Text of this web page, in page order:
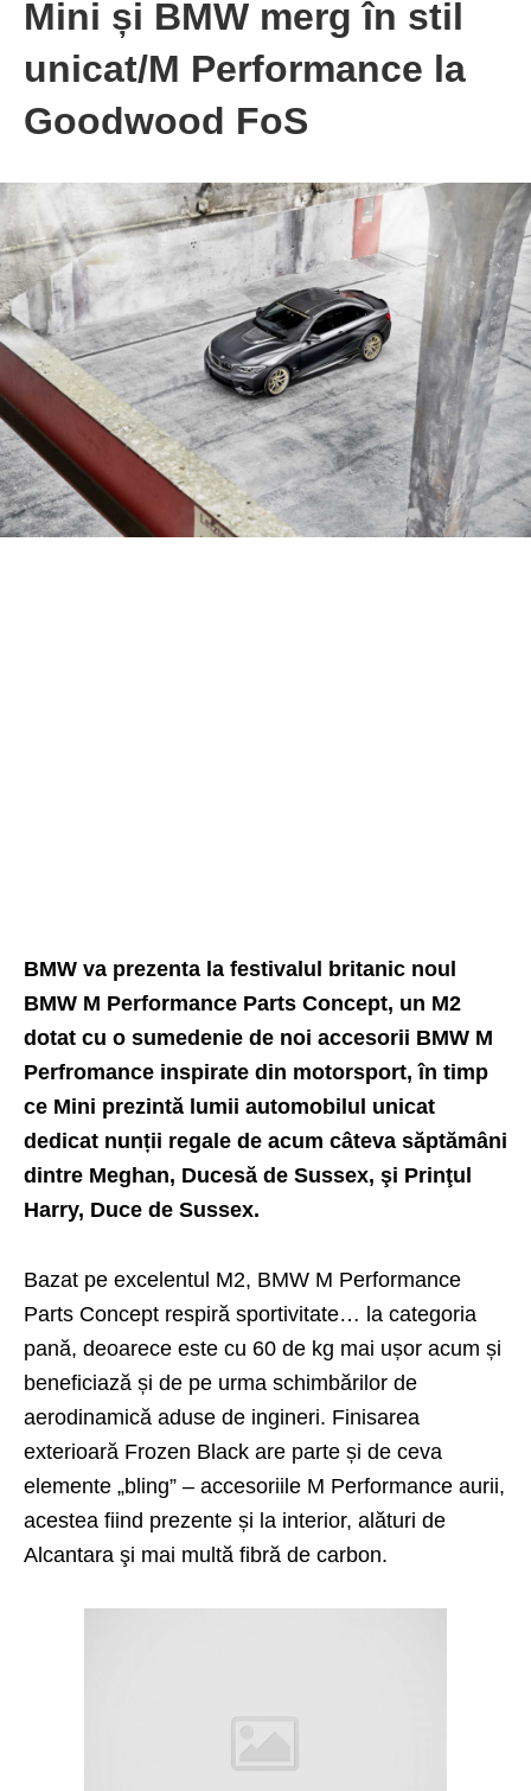
Mini și BMW merg în stil
unicat/M Performance la
Goodwood FoS
BMW va prezenta la festivalul britanic noul
BMW M Performance Parts Concept, un M2
dotat cu o sumedenie de noi accesorii BMW M
Perfromance inspirate din motorsport, în timp
ce Mini prezintă lumii automobilul unicat
dedicat nunții regale de acum câteva săptămâni
dintre Meghan, Ducesă de Sussex, şi Prinţul
Harry, Duce de Sussex.
Bazat pe excelentul M2, BMW M Performance
Parts Concept respiră sportivitate… la categoria
pană, deoarece este cu 60 de kg mai ușor acum și
beneficiază și de pe urma schimbărilor de
aerodinamică aduse de ingineri. Finisarea
exterioară Frozen Black are parte și de ceva
elemente „bling” – accesoriile M Performance aurii,
acestea fiind prezente și la interior, alături de
Alcantara şi mai multă fibră de carbon.